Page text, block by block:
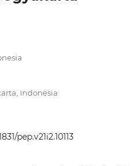
Indonesia
pep.v21i2.10113